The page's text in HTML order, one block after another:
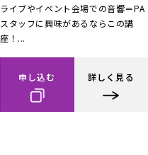
ライブやイベント会場での音響＝PA
スタッフに興味があるならこの講
座！...
申し込む 詳しく見る